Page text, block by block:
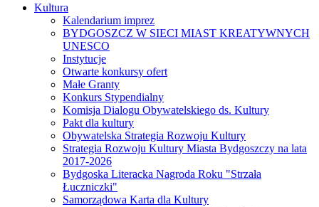
Kultura
Kalendarium imprez
BYDGOSZCZ W SIECI MIAST KREATYWNYCH
UNESCO
Instytucje
Otwarte konkursy ofert
Małe Granty
Konkurs Stypendialny
Komisja Dialogu Obywatelskiego ds. Kultury
Pakt dla kultury
Obywatelska Strategia Rozwoju Kultury
Strategia Rozwoju Kultury Miasta Bydgoszczy na lata
2017-2026
Bydgoska Literacka Nagroda Roku "Strzała
Łuczniczki"
Samorządowa Karta dla Kultury